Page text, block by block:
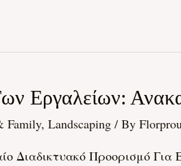
Εργαλείων:
Family, Landscaping / By
Διαδικτυακό Προορισμό